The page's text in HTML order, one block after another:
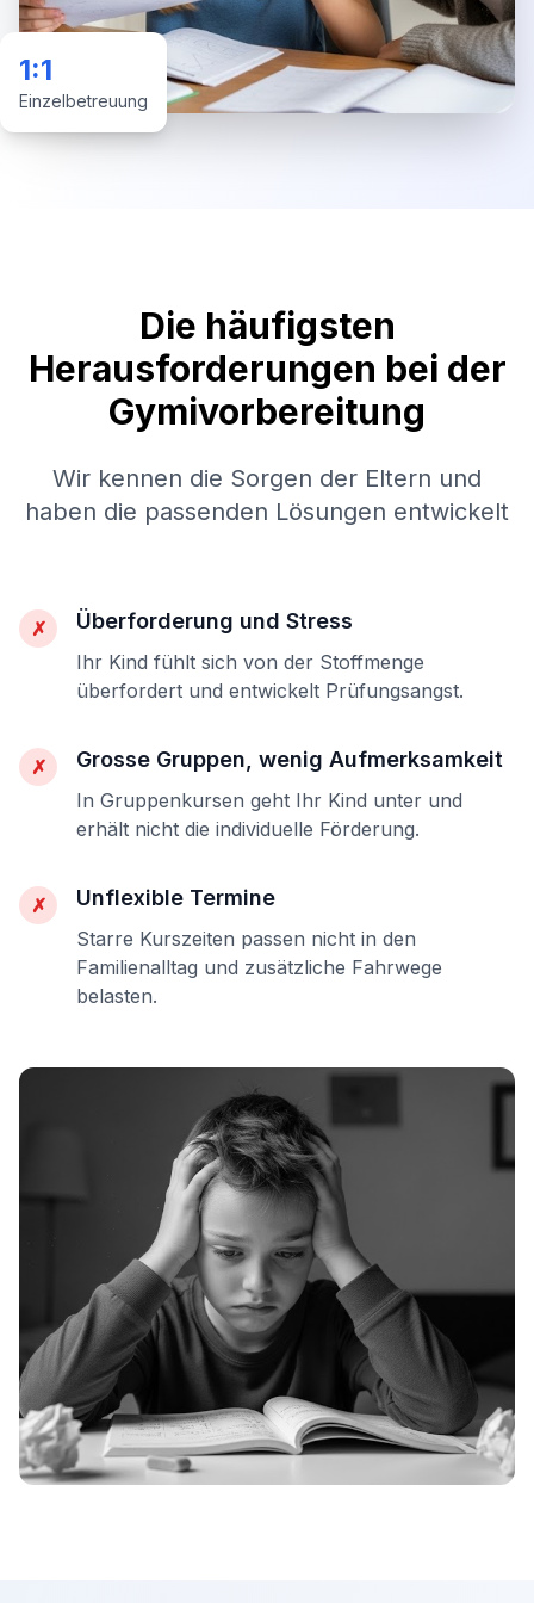
1:1
Einzelbetreuung
Die häufigsten
Herausforderungen bei der
Gymivorbereitung
Wir kennen die Sorgen der Eltern und
haben die passenden Lösungen entwickelt
✗ Überforderung und Stress
Ihr Kind fühlt sich von der Stoffmenge
überfordert und entwickelt Prüfungsangst.
✗ Grosse Gruppen, wenig Aufmerksamkeit
In Gruppenkursen geht Ihr Kind unter und
erhält nicht die individuelle Förderung.
✗ Unflexible Termine
Starre Kurszeiten passen nicht in den
Familienalltag und zusätzliche Fahrwege
belasten.